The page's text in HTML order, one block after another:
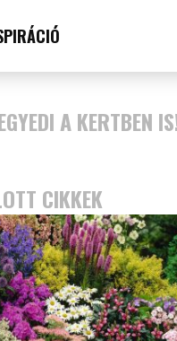
A KERTBEN
CIKKEK